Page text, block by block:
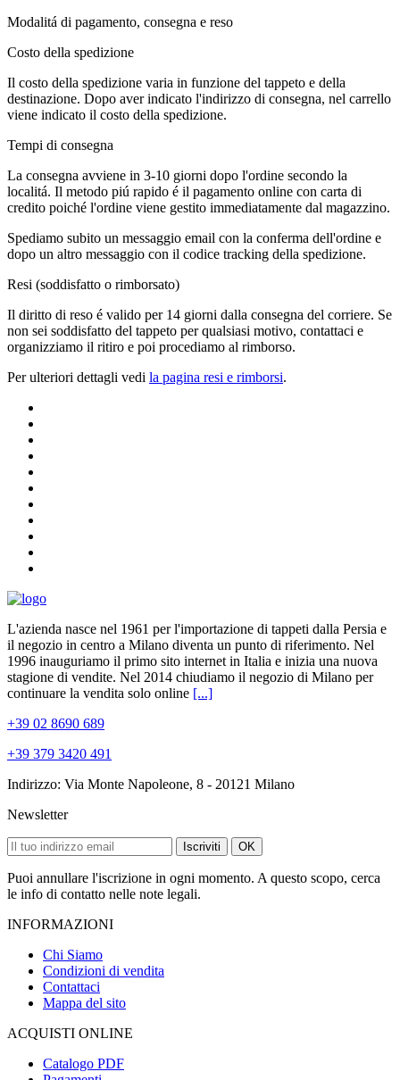
Modalitá di pagamento, consegna e reso
Costo della spedizione
Il costo della spedizione varia in funzione del tappeto e della
destinazione. Dopo aver indicato l'indirizzo di consegna, nel carrello
viene indicato il costo della spedizione.
Tempi di consegna
La consegna avviene in 3-10 giorni dopo l'ordine secondo la
localitá. Il metodo piú rapido é il pagamento online con carta di
credito poiché l'ordine viene gestito immediatamente dal magazzino.
Spediamo subito un messaggio email con la conferma dell'ordine e
dopo un altro messaggio con il codice tracking della spedizione.
Resi (soddisfatto o rimborsato)
Il diritto di reso é valido per 14 giorni dalla consegna del corriere. Se
non sei soddisfatto del tappeto per qualsiasi motivo, contattaci e
organizziamo il ritiro e poi procediamo al rimborso.
Per ulteriori dettagli vedi la pagina resi e rimborsi.
L'azienda nasce nel 1961 per l'importazione di tappeti dalla Persia e
il negozio in centro a Milano diventa un punto di riferimento. Nel
1996 inauguriamo il primo sito internet in Italia e inizia una nuova
stagione di vendite. Nel 2014 chiudiamo il negozio di Milano per
continuare la vendita solo online [...]
+39 02 8690 689
+39 379 3420 491
Indirizzo: Via Monte Napoleone, 8 - 20121 Milano
Newsletter
Iscriviti OK
Puoi annullare l'iscrizione in ogni momento. A questo scopo, cerca
le info di contatto nelle note legali.
INFORMAZIONI
Chi Siamo
Condizioni di vendita
Contattaci
Mappa del sito
ACQUISTI ONLINE
Catalogo PDF